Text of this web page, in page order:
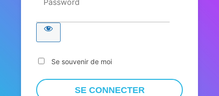
Se souvenir de moi